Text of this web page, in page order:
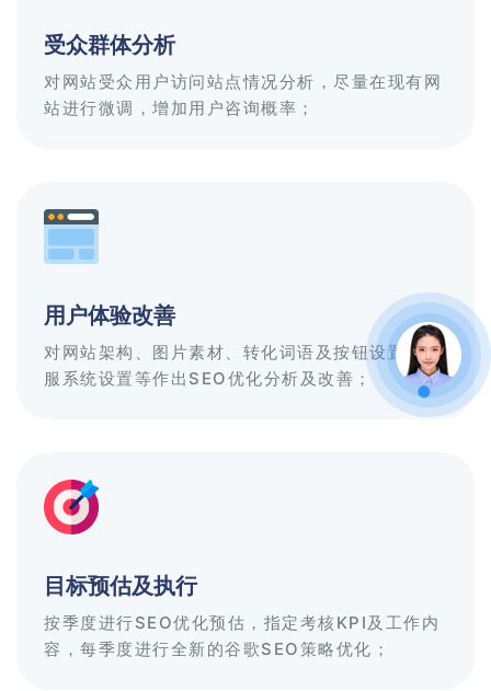
受众群体分析
对网站受众用户访问站点情况分析，尽量在现有网
站进行微调，增加用户咨询概率；
用户体验改善
对网站架构、图片素材、转化词语及按钮设置、客
服系统设置等作出SEO优化分析及改善；
目标预估及执行
按季度进行SEO优化预估，指定考核KPI及工作内
容，每季度进行全新的谷歌SEO策略优化；